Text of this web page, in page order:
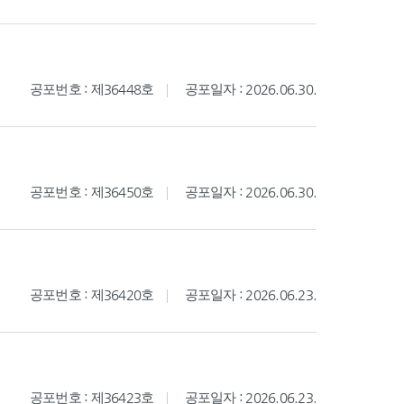
공포번호 : 제36448호 공포일자 : 2026.06.30.
공포번호 : 제36450호 공포일자 : 2026.06.30.
공포번호 : 제36420호 공포일자 : 2026.06.23.
공포번호 : 제36423호 공포일자 : 2026.06.23.